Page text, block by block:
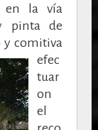
en la vía
pinta de
y comitiva
efec
tuar
on
el